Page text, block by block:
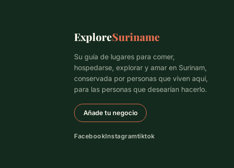
ExploreSuriname
Su guía de lugares para comer,
hospedarse, explorar y amar en Surinam,
conservada por personas que viven aquí,
para las personas que desearían hacerlo.
Añade tu negocio
FacebookInstagramtiktok